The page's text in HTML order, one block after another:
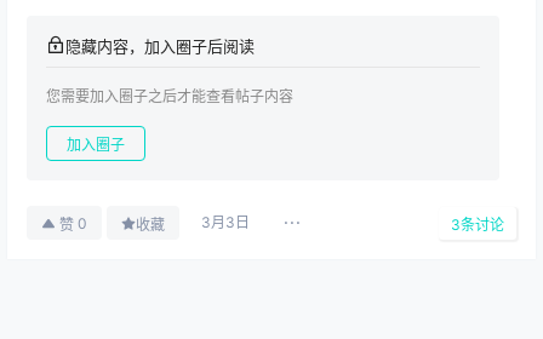
隐藏内容，加入圈子后阅读
您需要加入圈子之后才能查看帖子内容
加入圈子
赞 0 收藏 3月3日 3条讨论